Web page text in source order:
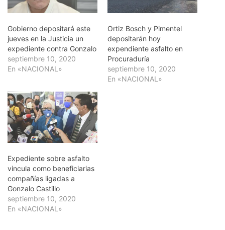
Gobierno depositará este
jueves en la Justicia un
expediente contra Gonzalo
septiembre 10, 2020
En «NACIONAL»
Ortiz Bosch y Pimentel
depositarán hoy
expendiente asfalto en
Procuraduría
septiembre 10, 2020
En «NACIONAL»
Expediente sobre asfalto
vincula como beneficiarias
compañías ligadas a
Gonzalo Castillo
septiembre 10, 2020
En «NACIONAL»